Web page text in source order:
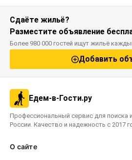
Сдаёте жильё?
Разместите объявление
Более 980 000 гостей ищут жильё
Добавить
Едем-в-Гости.ру
Профессиональный сервис для поиска
России. Качество и надежность с 2017
О сайте